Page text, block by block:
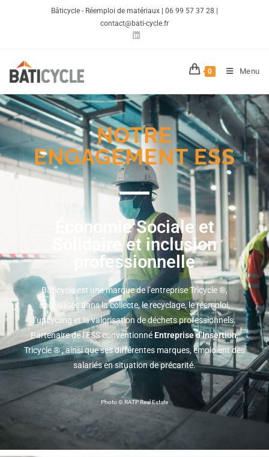
Bâticycle - Réemploi de matériaux | 06 99 57 37 28 |
contact@bati-cycle.fr
0 Menu
NOTRE
ENGAGEMENT ESS
Économie Sociale et
Solidaire et inclusion
professionnelle
Bâticycleest une marque de l’entrepriseTricycle ®,
spécialisée dans la collecte, le recyclage, le réemploi,
l’upcycling et la valorisation de déchets professionnels.
Partenaire de l’ESS conventionné Entreprise d’Insertion,
Tricycle ® , ainsi que ses différentes marques, emploient des
salariés en situation de précarité.
Photo © RATP Real Estate